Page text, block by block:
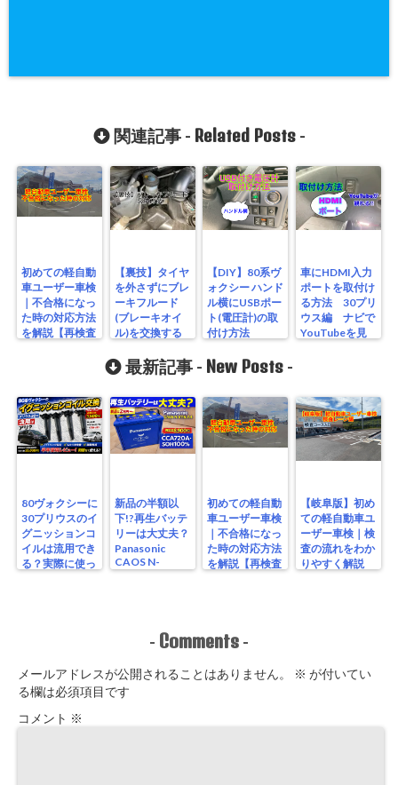
関連記事 - Related Posts-
初めての軽自動
車ユーザー車検
｜不合格になっ
た時の対応方法
を解説【再検査
【裏技】タイヤ
を外さずにブレ
ーキフルード
(ブレーキオイ
ル)を交換する
ントカスタム編
【DIY】80系ヴ
ォクシー ハンド
ル横にUSBポー
ト(電圧計)の取
付け方法
車にHDMI入力
ポートを取付け
る方法 30プリ
ウス編 ナビで
YouTubeを見
最新記事 - New Posts -
80ヴォクシーに
30プリウスのイ
グニッションコ
イルは流用でき
る？実際に使っ
新品の半額以
下!?再生バッテ
リーは大丈夫？
Panasonic
CAOS N-
S115/A4を実測
初めての軽自動
車ユーザー車検
｜不合格になっ
た時の対応方法
を解説【再検査
【岐阜版】初め
ての軽自動車ユ
ーザー車検｜検
査の流れをわか
りやすく解説
- Comments -
メールアドレスが公開されることはありません。 ※ が付いてい
る欄は必須項目です
コメント ※